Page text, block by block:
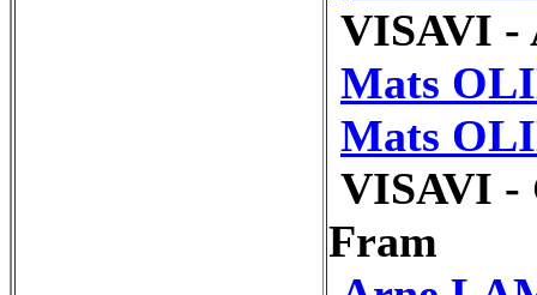
VISAVI -
Mats
Mats
VISAVI -
Fram